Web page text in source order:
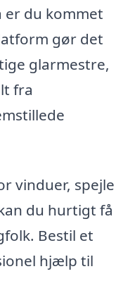
er du kommet
gør det
glarmestre,
fra
vinduer, spejle
du hurtigt få
Bestil et
hjælp til